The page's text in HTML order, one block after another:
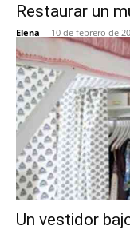
Restaurar un
Elena - 10 de febrero de
Un vestidor